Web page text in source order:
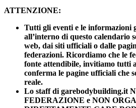
ATTENZIONE:
Tutti gli eventi e le
all’interno di questo calendario
web, dai siti ufficiali o dalle
federazioni. Ricordiamo che le
fonte attendibile, invitiamo tutti
conferma le pagine ufficiali che
reale.
Lo staff di garebodybuilding.it
FEDERAZIONE e NON